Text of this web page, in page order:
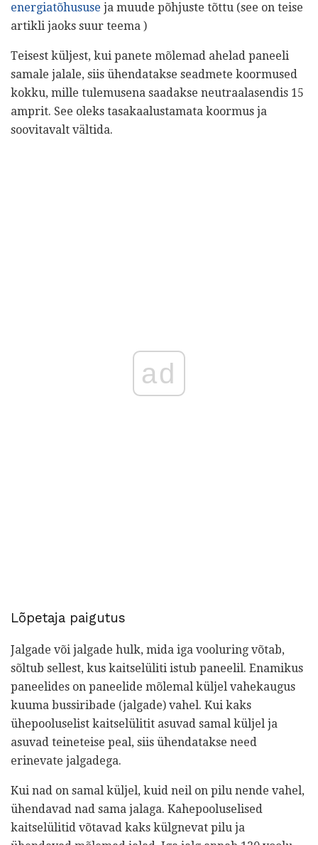
energiatõhususe ja muude põhjuste tõttu (see on teise
artikli jaoks suur teema )
Teisest küljest, kui panete mõlemad ahelad paneeli
samale jalale, siis ühendatakse seadmete koormused
kokku, mille tulemusena saadakse neutraalasendis 15
amprit. See oleks tasakaalustamata koormus ja
soovitavalt vältida.
ad
Lõpetaja paigutus
Jalgade või jalgade hulk, mida iga vooluring võtab,
sõltub sellest, kus kaitselüliti istub paneelil. Enamikus
paneelides on paneelide mõlemal küljel vahekaugus
kuuma bussiribade (jalgade) vahel. Kui kaks
ühepooluselist kaitselülitit asuvad samal küljel ja
asuvad teineteise peal, siis ühendatakse need
erinevate jalgadega.
Kui nad on samal küljel, kuid neil on pilu nende vahel,
ühendavad nad sama jalaga. Kahepooluselised
kaitselülitid võtavad kaks külgnevat pilu ja